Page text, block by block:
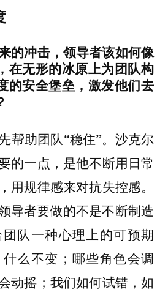
的冲击，领导者该如何像
在无形的冰原上为团队构
的安全堡垒，激发他们去
帮助团队“稳住”。 沙克尔
的一点，是他不断用日常
用规律感来对抗失控感。
导者要做的不是不断制造
队一种心理上的可预期
么不变；哪些角色会调
动摇；我们如何试错，如